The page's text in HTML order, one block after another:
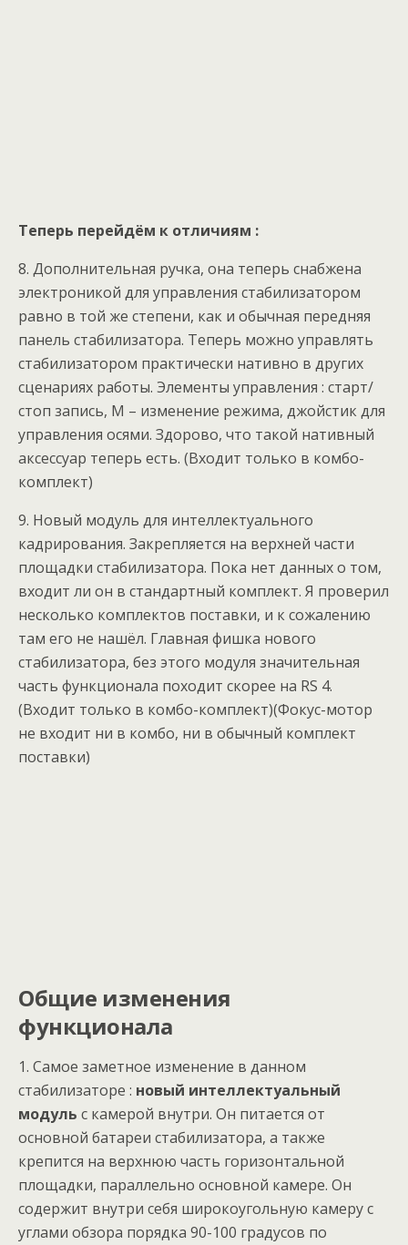
Теперь перейдём к отличиям :
8. Дополнительная ручка, она теперь снабжена
электроникой для управления стабилизатором
равно в той же степени, как и обычная передняя
панель стабилизатора. Теперь можно управлять
стабилизатором практически нативно в других
сценариях работы. Элементы управления : старт/
стоп запись, M – изменение режима, джойстик для
управления осями. Здорово, что такой нативный
аксессуар теперь есть. (Входит только в комбо-
комплект)
9. Новый модуль для интеллектуального
кадрирования. Закрепляется на верхней части
площадки стабилизатора. Пока нет данных о том,
входит ли он в стандартный комплект. Я проверил
несколько комплектов поставки, и к сожалению
там его не нашёл. Главная фишка нового
стабилизатора, без этого модуля значительная
часть функционала походит скорее на RS 4.
(Входит только в комбо-комплект)(Фокус-мотор
не входит ни в комбо, ни в обычный комплект
поставки)
Общие изменения
функционала
1. Самое заметное изменение в данном
стабилизаторе : новый интеллектуальный
модуль с камерой внутри. Он питается от
основной батареи стабилизатора, а также
крепится на верхнюю часть горизонтальной
площадки, параллельно основной камере. Он
содержит внутри себя широкоугольную камеру с
углами обзора порядка 90-100 градусов по